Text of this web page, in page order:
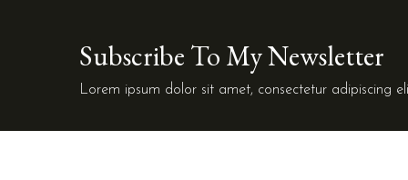
Subscribe To My Newsletter
Lorem ipsum dolor sit amet, consectetur adipiscing